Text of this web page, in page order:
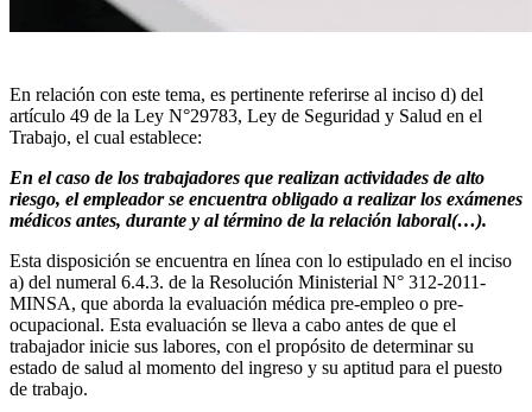
En relación con este tema, es pertinente referirse al inciso d) del
artículo 49 de la Ley N°29783, Ley de Seguridad y Salud en el
Trabajo, el cual establece:
En el caso de los trabajadores que realizan actividades de alto
riesgo, el empleador se encuentra obligado a realizar los exámenes
médicos antes, durante y al término de la relación laboral(…).
Esta disposición se encuentra en línea con lo estipulado en el inciso
a) del numeral 6.4.3. de la Resolución Ministerial N° 312-2011-
MINSA, que aborda la evaluación médica pre-empleo o pre-
ocupacional. Esta evaluación se lleva a cabo antes de que el
trabajador inicie sus labores, con el propósito de determinar su
estado de salud al momento del ingreso y su aptitud para el puesto
de trabajo.